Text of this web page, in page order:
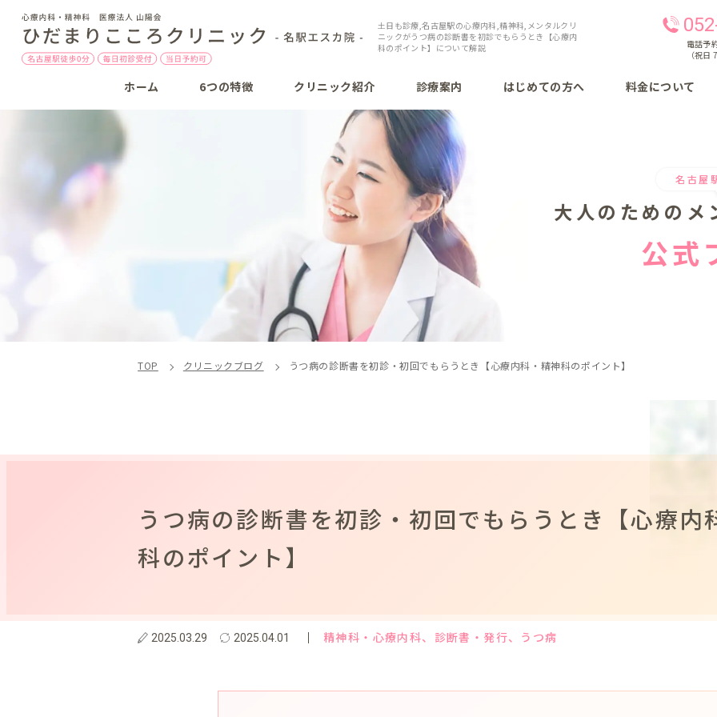
土日も診療,名古屋駅の心療内科,精神科,メンタルクリ
ニックがうつ病の診断書を初診でもらうとき【心療内
科のポイント】について解説
電話予
（祝
ホーム 6つの特徴 クリニック紹介 診療案内 はじめての方へ 料金について
名古屋
大人のための メ
公式
TOP クリニックブログ うつ病の診断書を初診・初回でもらうとき【心療内科・精神科のポイント】
うつ病の診断書を初診・初回でもらうとき【心療内
科のポイント】
2025.03.29 2025.04.01 精神科・心療内科、診断書・発行、うつ病